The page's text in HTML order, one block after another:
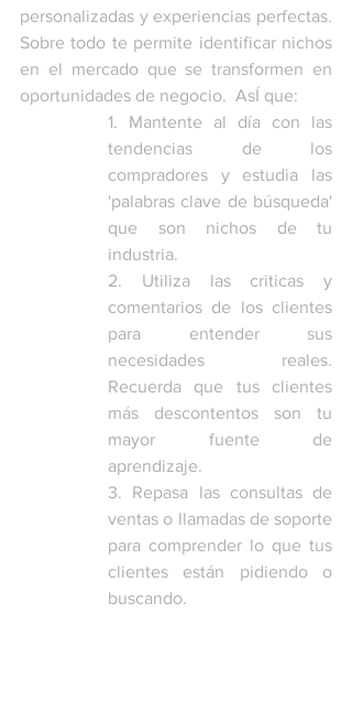
personalizadas y experiencias perfectas.
Sobre todo te permite identificar nichos
en el mercado que se transformen en
oportunidades de negocio.  AsÍ que:
1. Mantente al día con las
tendencias de los
compradores y estudia las
'palabras clave de búsqueda'
que son nichos de tu
industria.
2. Utiliza las criticas y
comentarios de los clientes
para entender sus
necesidades reales.
Recuerda que tus clientes
más descontentos son tu
mayor fuente de
aprendizaje.
3. Repasa las consultas de
ventas o llamadas de soporte
para comprender lo que tus
clientes están pidiendo o
buscando.